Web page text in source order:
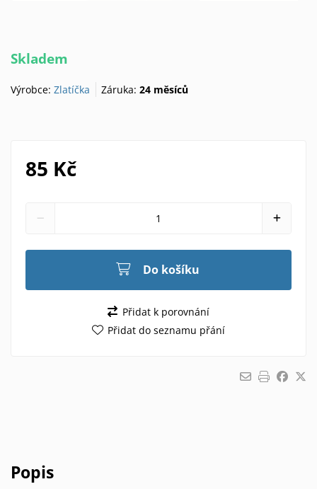
Skladem
Výrobce: Zlatíčka Záruka:24 měsíců
85 Kč
Do košíku
Přidat k porovnání
Přidat do seznamu přání
Popis